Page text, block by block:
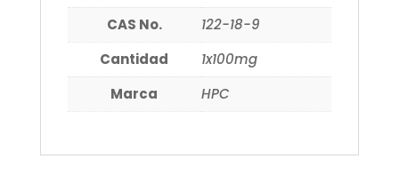
CAS No.
122-18-9
Cantidad
1x100mg
Marca
HPC